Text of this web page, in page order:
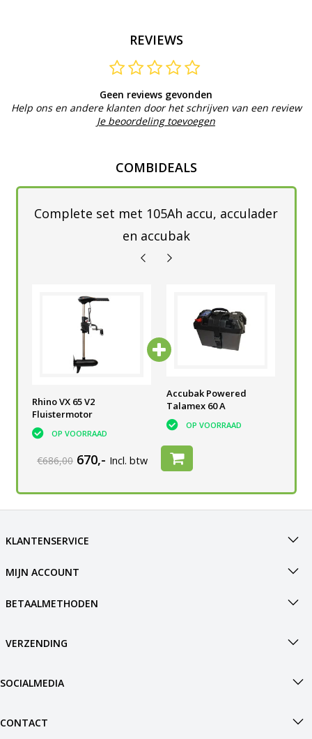
REVIEWS
Geen reviews gevonden
Help ons en andere klanten door het schrijven van een review
Je beoordeling toevoegen
COMBIDEALS
Complete set met 105Ah accu, acculader
en accubak
Rhino VX 65 V2
Fluistermotor
OP VOORRAAD
voor elektrische
buitenboordmotor
OP VOORRAAD
Accubak Powered
Talamex 60 A
OP VOORRAAD
€686,00 670,- Incl. btw
KLANTENSERVICE
MIJN ACCOUNT
BETAALMETHODEN
VERZENDING
SOCIALMEDIA
CONTACT